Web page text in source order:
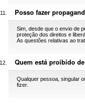
Posso fazer
Sim, desde que o envio de
proteção dos direitos e
As questões relativas ao
Quem está proibido
Qualquer pessoa, singular
fizer.